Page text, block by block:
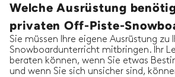
Welche Ausrüstung
privaten Off-Piste-
Sie müssen Ihre eigene Ausrüstung zu
Snowboardunterricht mitbringen. Ihr
beraten können, wenn Sie etwas
und wenn Sie sich unsicher sind,